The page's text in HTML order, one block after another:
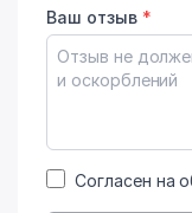
Ваш отзыв *
Согласен на